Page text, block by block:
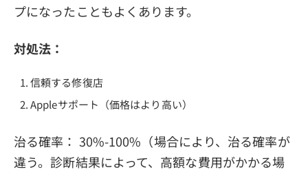
プになったこともよくあります。
対処法：
信頼する修復店
Appleサポート（価格はより高い）
治る確率： 30%-100%（場合により、治る確率が
違う。診断結果によって、高額な費用がかかる場